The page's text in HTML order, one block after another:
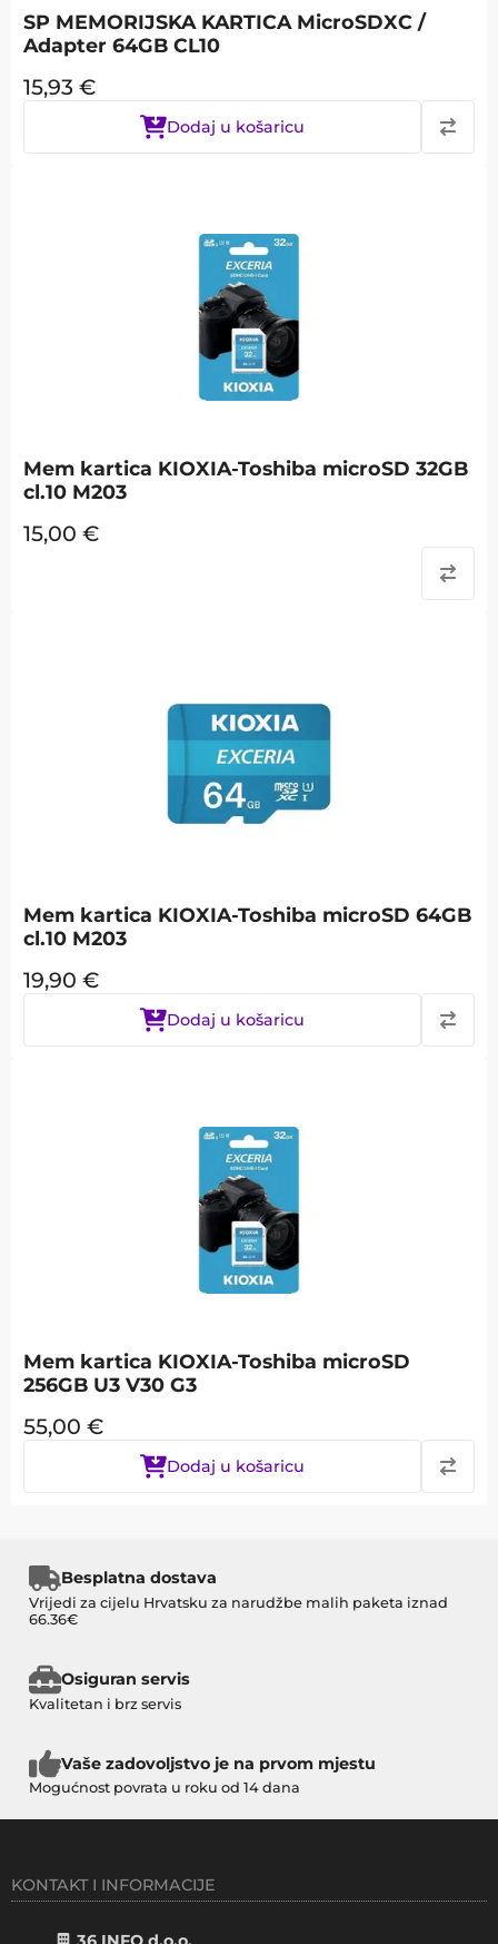
SP MEMORIJSKA KARTICA MicroSDXC /
Adapter 64GB CL10
15,93 €
Dodaj u košaricu
Mem kartica KIOXIA-Toshiba microSD 32GB
cl.10 M203
15,00 €
Mem kartica KIOXIA-Toshiba microSD 64GB
cl.10 M203
19,90 €
Dodaj u košaricu
Mem kartica KIOXIA-Toshiba microSD
256GB U3 V30 G3
55,00 €
Dodaj u košaricu
Besplatna dostava
Vrijedi za cijelu Hrvatsku za narudžbe malih paketa iznad
66.36€
Osiguran servis
Kvalitetan i brz servis
Vaše zadovoljstvo je na prvom mjestu
Mogućnost povrata u roku od 14 dana
KONTAKT I INFORMACIJE